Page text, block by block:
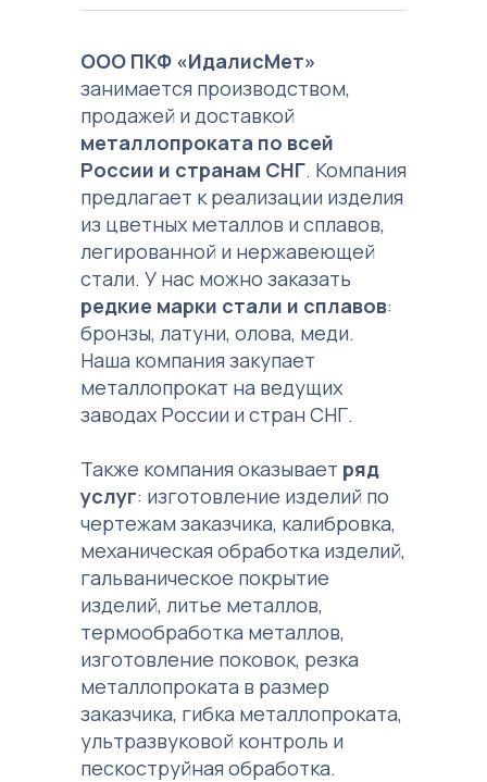
ООО ПКФ «ИдалисМет»
занимается производством,
продажей и доставкой
металлопроката по всей
России и странам СНГ. Компания
предлагает к реализации изделия
из цветных металлов и сплавов,
легированной и нержавеющей
стали. У нас можно заказать
редкие марки стали и сплавов:
бронзы, латуни, олова, меди.
Наша компания закупает
металлопрокат на ведущих
заводах России и стран СНГ.
Также компания оказывает ряд
услуг: изготовление изделий по
чертежам заказчика, калибровка,
механическая обработка изделий,
гальваническое покрытие
изделий, литье металлов,
термообработка металлов,
изготовление поковок, резка
металлопроката в размер
заказчика, гибка металлопроката,
ультразвуковой контроль и
пескоструйная обработка.